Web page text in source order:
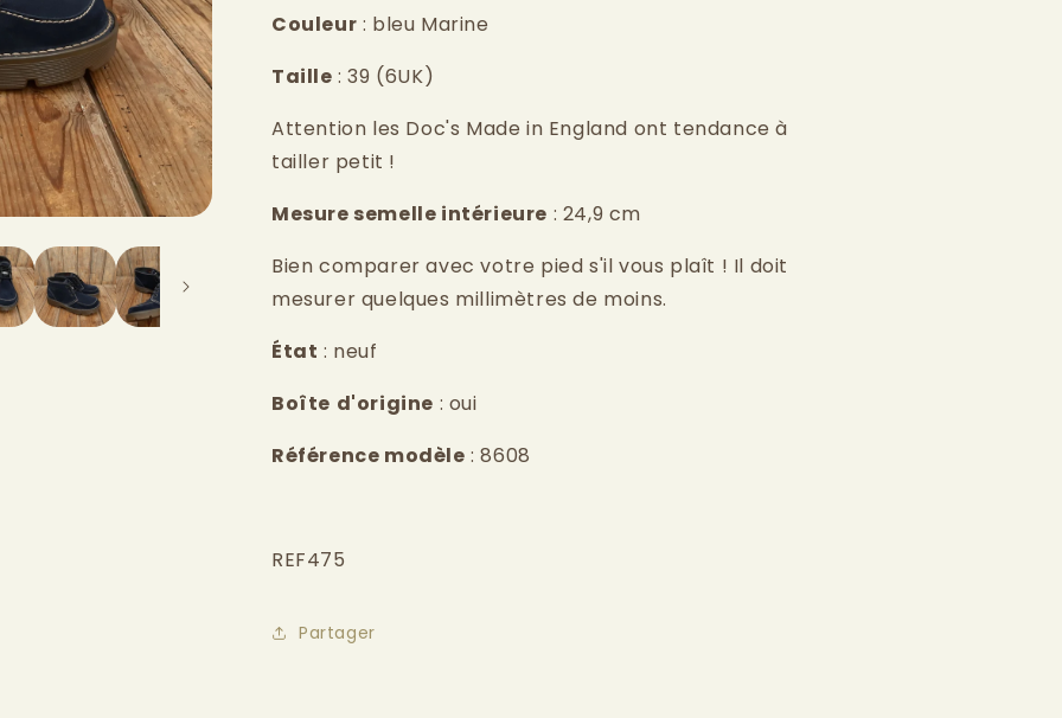
Couleur : bleu Marine
Taille : 39 (6UK)
Attention les Doc's Made in England ont tendance à
tailler petit !
Mesure semelle intérieure : 24,9 cm
Bien comparer avec votre pied s'il vous plaît ! Il doit
mesurer quelques millimètres de moins.
État : neuf
Boîte d'origine : oui
Référence modèle : 8608
REF475
Partager